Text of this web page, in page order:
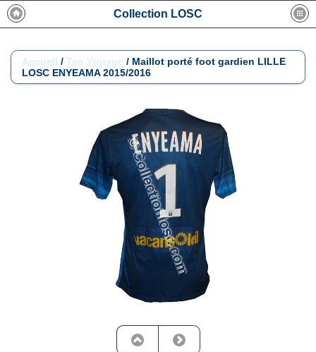
Collection LOSC
Accueil / Tag Vintage / Maillot porté foot gardien LILLE
LOSC ENYEAMA 2015/2016